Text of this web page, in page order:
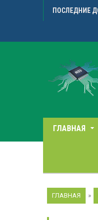
ПОСЛЕДНИЕ
ГЛАВНАЯ
ГЛАВНАЯ »